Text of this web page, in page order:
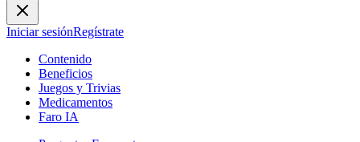
Iniciar sesiónRegístrate
Contenido
Beneficios
Juegos y Trivias
Medicamentos
Faro IA